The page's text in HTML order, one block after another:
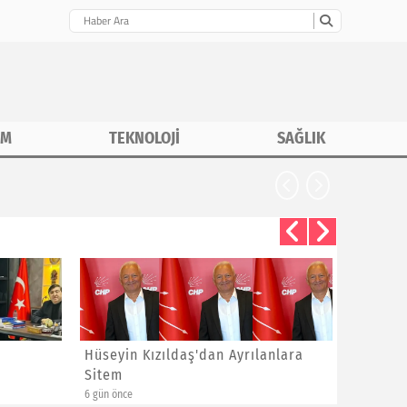
TEKNOLOJİ SAĞLIK
Hüseyin Kızıldaş'dan Ayrılanlara
Sitem
6 gün önce